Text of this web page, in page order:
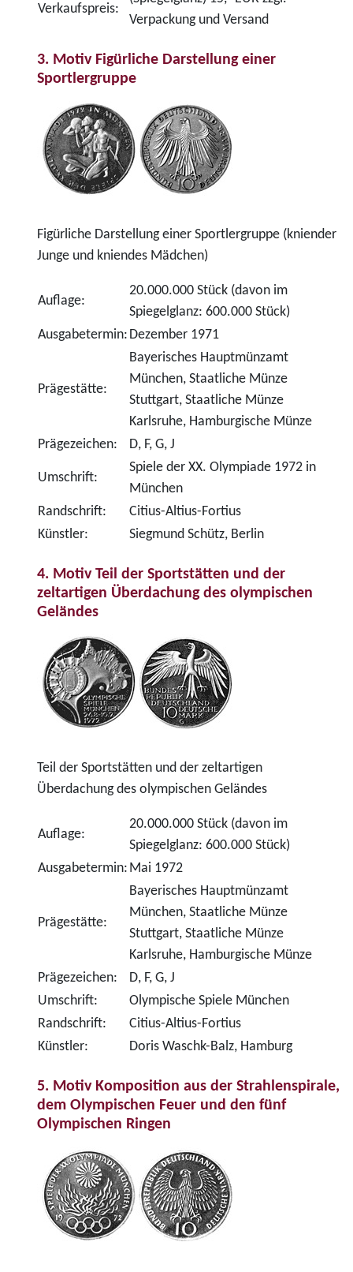
Verkaufspreis:
Verpackung und Versand
3. Motiv Figürliche Darstellung einer
Sportlergruppe
Figürliche Darstellung einer Sportlergruppe (kniender
Junge und kniendes Mädchen)
Auflage:
20.000.000 Stück (davon im
Spiegelglanz: 600.000 Stück)
Ausgabetermin: Dezember 1971
Prägestätte:
Bayerisches Hauptmünzamt
München, Staatliche Münze
Stuttgart, Staatliche Münze
Karlsruhe, Hamburgische Münze
Prägezeichen:
D, F, G, J
Umschrift:
Spiele der XX. Olympiade 1972 in
München
Randschrift:
Citius-Altius-Fortius
Künstler:
Siegmund Schütz, Berlin
4. Motiv Teil der Sportstätten und der
zeltartigen Überdachung des olympischen
Geländes
Teil der Sportstätten und der zeltartigen
Überdachung des olympischen Geländes
Auflage:
20.000.000 Stück (davon im
Spiegelglanz: 600.000 Stück)
Ausgabetermin: Mai 1972
Prägestätte:
Bayerisches Hauptmünzamt
München, Staatliche Münze
Stuttgart, Staatliche Münze
Karlsruhe, Hamburgische Münze
Prägezeichen:
D, F, G, J
Umschrift:
Olympische Spiele München
Randschrift:
Citius-Altius-Fortius
Künstler:
Doris Waschk-Balz, Hamburg
5. Motiv Komposition aus der Strahlenspirale,
dem Olympischen Feuer und den fünf
Olympischen Ringen